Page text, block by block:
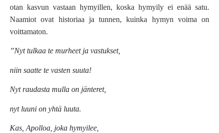
otan kasvun vastaan hymyillen, koska hymyily ei enää satu.
Naamiot ovat historiaa ja tunnen, kuinka hymyn voima on
voittamaton.
”Nyt tulkaa te murheet ja vastukset,
niin saatte te vasten suuta!
Nyt raudasta mulla on jänteret,
nyt luuni on yhtä luuta.
Kas, Apolloa, joka hymyilee,